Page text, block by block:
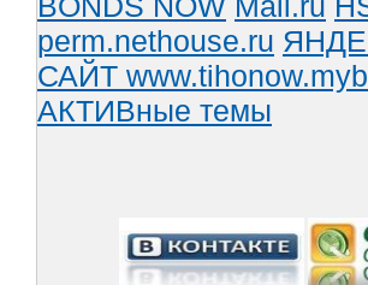
perm.nethouse.ru
САЙТ
АКТИВные темы